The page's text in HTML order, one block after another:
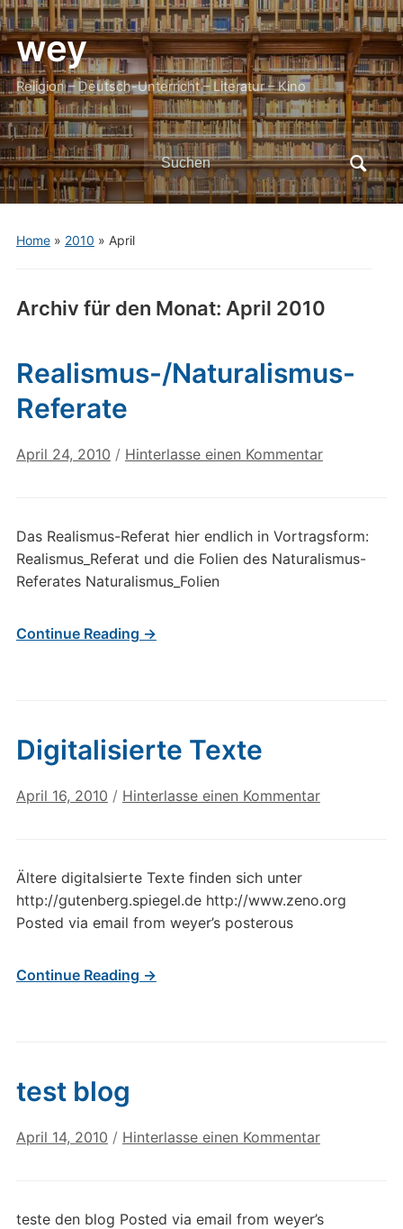
wey
Religion – Deutsch-Unterricht – Literatur – Kino
Search
for:
Home» 2010 » April
Archiv für den Monat: April 2010
Realismus-/Naturalismus-
Referate
April 24, 2010 / Hinterlasse einen Kommentar
Das Realismus-Referat hier endlich in Vortragsform:
Realismus_Referat und die Folien des Naturalismus-
Referates Naturalismus_Folien
Continue Reading →
Digitalisierte Texte
April 16, 2010 / Hinterlasse einen Kommentar
Ältere digitalsierte Texte finden sich unter
http://gutenberg.spiegel.de http://www.zeno.org
Posted via email from weyer’s posterous
Continue Reading →
test blog
April 14, 2010 / Hinterlasse einen Kommentar
teste den blog Posted via email from weyer’s